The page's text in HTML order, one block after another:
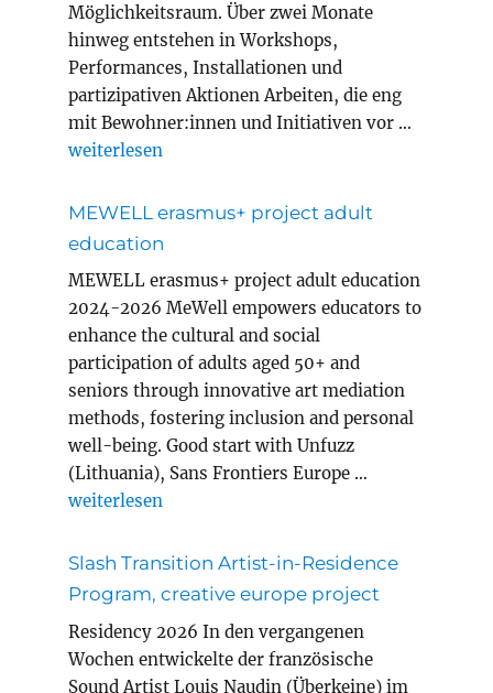
Möglichkeitsraum. Über zwei Monate
hinweg entstehen in Workshops,
Performances, Installationen und
partizipativen Aktionen Arbeiten, die eng
mit Bewohner:innen und Initiativen vor …
„Magic Carpets Year 8 in Innsbruck“
weiterlesen
MEWELL erasmus+ project adult
education
MEWELL erasmus+ project adult education
2024-2026 MeWell empowers educators to
enhance the cultural and social
participation of adults aged 50+ and
seniors through innovative art mediation
methods, fostering inclusion and personal
well-being. Good start with Unfuzz
(Lithuania), Sans Frontiers Europe …
„MEWELL erasmus+ project adult education“
weiterlesen
Slash Transition Artist-in-Residence
Program, creative europe project
Residency 2026 In den vergangenen
Wochen entwickelte der französische
Sound Artist Louis Naudin (Überkeine) im